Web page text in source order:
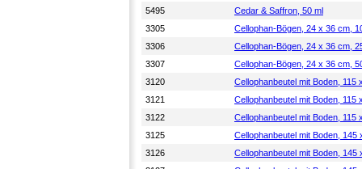
5495
Cedar & Saffron, 50 ml
3305
Cellophan-Bögen, 24 x 36 cm,
3306
Cellophan-Bögen, 24 x 36 cm,
3307
Cellophan-Bögen, 24 x 36 cm,
3120
Cellophanbeutel mit Boden, 115
3121
Cellophanbeutel mit Boden, 115
3122
Cellophanbeutel mit Boden, 115
3125
Cellophanbeutel mit Boden, 145
3126
Cellophanbeutel mit Boden, 145